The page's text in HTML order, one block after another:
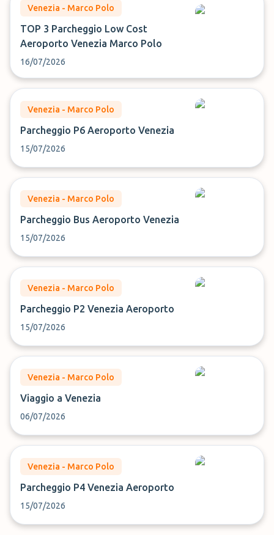
Venezia - Marco Polo
TOP 3 Parcheggio Low Cost
Aeroporto Venezia Marco Polo
16/07/2026
Venezia - Marco Polo
Parcheggio P6 Aeroporto Venezia
15/07/2026
Venezia - Marco Polo
Parcheggio Bus Aeroporto Venezia
15/07/2026
Venezia - Marco Polo
Parcheggio P2 Venezia Aeroporto
15/07/2026
Venezia - Marco Polo
Viaggio a Venezia
06/07/2026
Venezia - Marco Polo
Parcheggio P4 Venezia Aeroporto
15/07/2026